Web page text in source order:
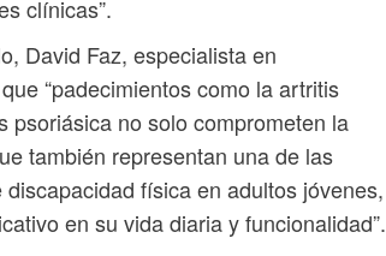
clínicas”.
David Faz, especialista en
“padecimientos como la artritis
psoriásica no solo comprometen la
también representan una de las
física en adultos jóvenes,
en su vida diaria y funcionalidad”.